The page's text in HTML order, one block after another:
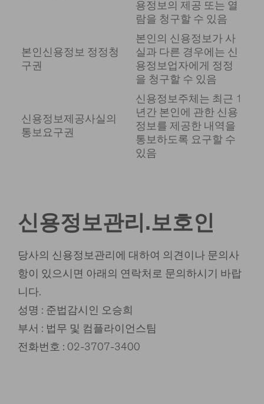
용정보의 제공 또는 열
람을 청구할 수 있음
본인신용정보 정정청
구권
본인의 신용정보가 사
실과 다른 경우에는 신
용정보업자에게 정정
을 청구할 수 있음
신용정보제공사실의
통보요구권
신용정보주체는 최근 1
년간 본인에 관한 신용
정보를 제공한 내역을
통보하도록 요구할 수
있음
신용정보관리.보호인
당사의 신용정보관리에 대하여 의견이나 문의사
항이 있으시면 아래의 연락처로 문의하시기 바랍
니다.
성명 : 준법감시인 오승희
부서 : 법무 및 컴플라이언스팀
전화번호 : 02-3707-3400